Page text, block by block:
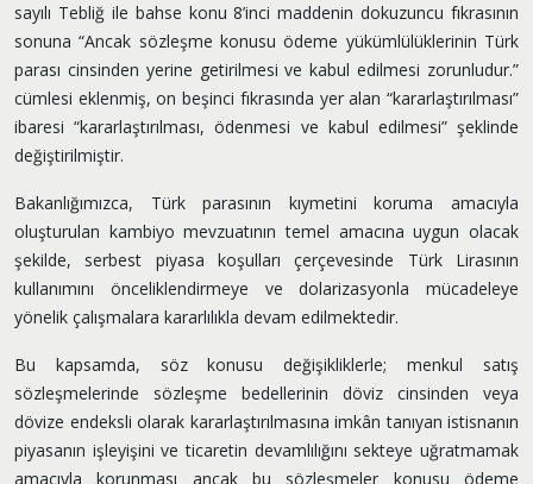
sayılı Tebliğ ile bahse konu 8’inci maddenin dokuzuncu fıkrasının
sonuna “Ancak sözleşme konusu ödeme yükümlülüklerinin Türk
parası cinsinden yerine getirilmesi ve kabul edilmesi zorunludur.”
cümlesi eklenmiş, on beşinci fıkrasında yer alan “kararlaştırılması”
ibaresi “kararlaştırılması, ödenmesi ve kabul edilmesi” şeklinde
değiştirilmiştir.
Bakanlığımızca, Türk parasının kıymetini koruma amacıyla
oluşturulan kambiyo mevzuatının temel amacına uygun olacak
şekilde, serbest piyasa koşulları çerçevesinde Türk Lirasının
kullanımını önceliklendirmeye ve dolarizasyonla mücadeleye
yönelik çalışmalara kararlılıkla devam edilmektedir.
Bu kapsamda, söz konusu değişikliklerle; menkul satış
sözleşmelerinde sözleşme bedellerinin döviz cinsinden veya
dövize endeksli olarak kararlaştırılmasına imkân tanıyan istisnanın
piyasanın işleyişini ve ticaretin devamlılığını sekteye uğratmamak
amacıyla korunması ancak bu sözleşmeler konusu ödeme